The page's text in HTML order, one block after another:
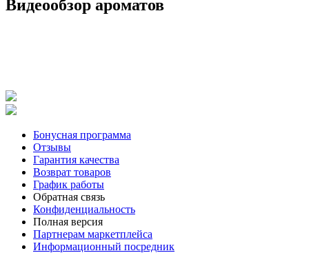
Видеообзор ароматов
Бонусная программа
Отзывы
Гарантия качества
Возврат товаров
График работы
Обратная связь
Конфиденциальность
Полная версия
Партнерам маркетплейса
Информационный посредник